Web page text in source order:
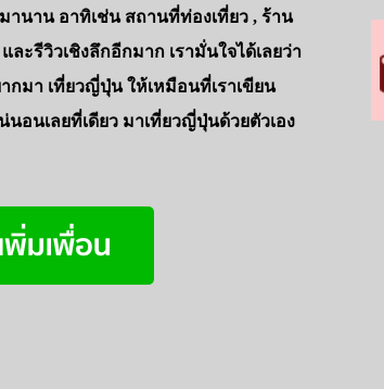
านาน อาทิเช่น สถานที่ท่องเที่ยว , ร้าน
ละรีวิวเชิงลึกอีกมาก เรามั่นใจได้เลยว่า
กมา เที่ยวญี่ปุ่น ให้เหมือนที่เราเขียน
อนเลยที่เดียว มาเที่ยวญี่ปุ่นด้วยตัวเอง